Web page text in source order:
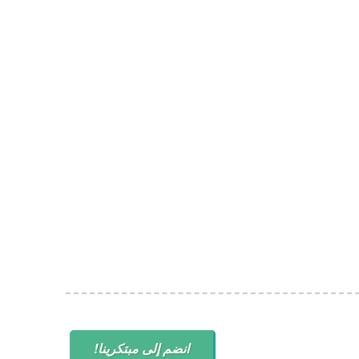
انضم إلى مبتكرينا!